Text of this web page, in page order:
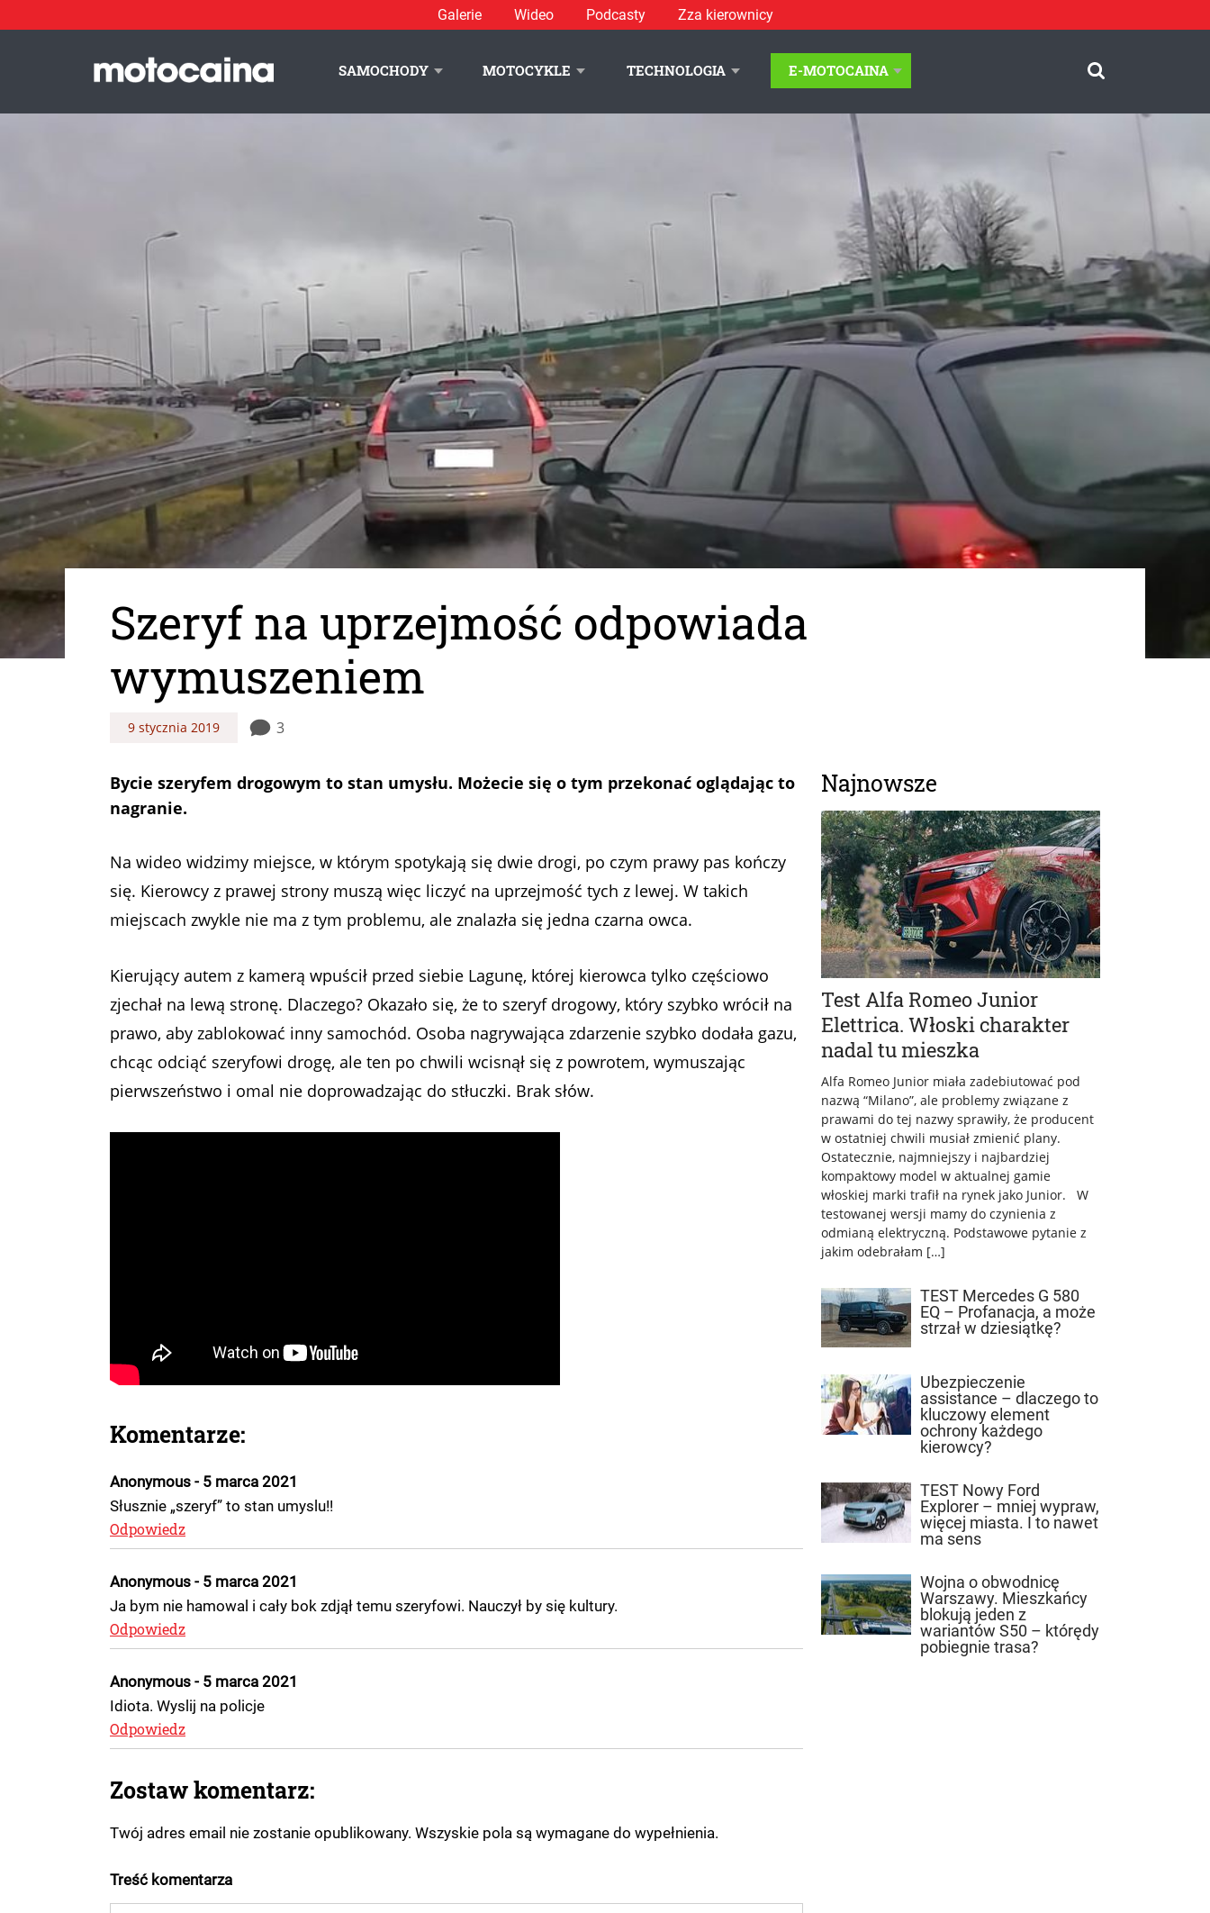
Galerie Wideo Podcasty Zza kierownicy
SAMOCHODY MOTOCYKLE TECHNOLOGIA E-MOTOCAINA
Szeryf na uprzejmość odpowiada
wymuszeniem
9 stycznia 2019 3
Bycie szeryfem drogowym to stan umysłu. Możecie się o tym przekonać oglądając to
nagranie.
Na wideo widzimy miejsce, w którym spotykają się dwie drogi, po czym prawy pas kończy
się. Kierowcy z prawej strony muszą więc liczyć na uprzejmość tych z lewej. W takich
miejscach zwykle nie ma z tym problemu, ale znalazła się jedna czarna owca.
Kierujący autem z kamerą wpuścił przed siebie Lagunę, której kierowca tylko częściowo
zjechał na lewą stronę. Dlaczego? Okazało się, że to szeryf drogowy, który szybko wrócił na
prawo, aby zablokować inny samochód. Osoba nagrywająca zdarzenie szybko dodała gazu,
chcąc odciąć szeryfowi drogę, ale ten po chwili wcisnął się z powrotem, wymuszając
pierwszeństwo i omal nie doprowadzając do stłuczki. Brak słów.
Komentarze:
Anonymous - 5 marca 2021
Słusznie „szeryf” to stan umyslu!!
Odpowiedz
Anonymous - 5 marca 2021
Ja bym nie hamowal i cały bok zdjął temu szeryfowi. Nauczył by się kultury.
Odpowiedz
Anonymous - 5 marca 2021
Idiota. Wyslij na policje
Odpowiedz
Zostaw komentarz:
Twój adres email nie zostanie opublikowany. Wszyskie pola są wymagane do wypełnienia.
Treść komentarza
Najnowsze
Test Alfa Romeo Junior
Elettrica. Włoski charakter
nadal tu mieszka
Alfa Romeo Junior miała zadebiutować pod
nazwą “Milano”, ale problemy związane z
prawami do tej nazwy sprawiły, że producent
w ostatniej chwili musiał zmienić plany.
Ostatecznie, najmniejszy i najbardziej
kompaktowy model w aktualnej gamie
włoskiej marki trafił na rynek jako Junior. W
testowanej wersji mamy do czynienia z
odmianą elektryczną. Podstawowe pytanie z
jakim odebrałam […]
TEST Mercedes G 580
EQ – Profanacja, a może
strzał w dziesiątkę?
Ubezpieczenie
assistance – dlaczego to
kluczowy element
ochrony każdego
kierowcy?
TEST Nowy Ford
Explorer – mniej wypraw,
więcej miasta. I to nawet
ma sens
Wojna o obwodnicę
Warszawy. Mieszkańcy
blokują jeden z
wariantów S50 – którędy
pobiegnie trasa?